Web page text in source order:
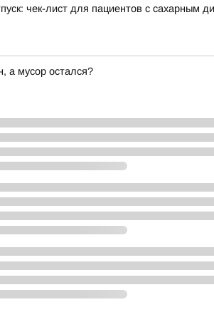
чек-лист для пациентов с сахарным
а мусор остался?